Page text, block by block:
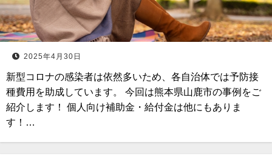
2025年4月30日
新型コロナの感染者は依然多いため、各自治体では予防接
種費用を助成しています。 今回は熊本県山鹿市の事例をご
紹介します！ 個人向け補助金・給付金は他にもありま
す！…